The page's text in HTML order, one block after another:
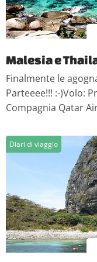
Malesia e
Finalmente le
Parteeee!!! :-)Volo:
Compagnia Qatar
Diari di viaggio